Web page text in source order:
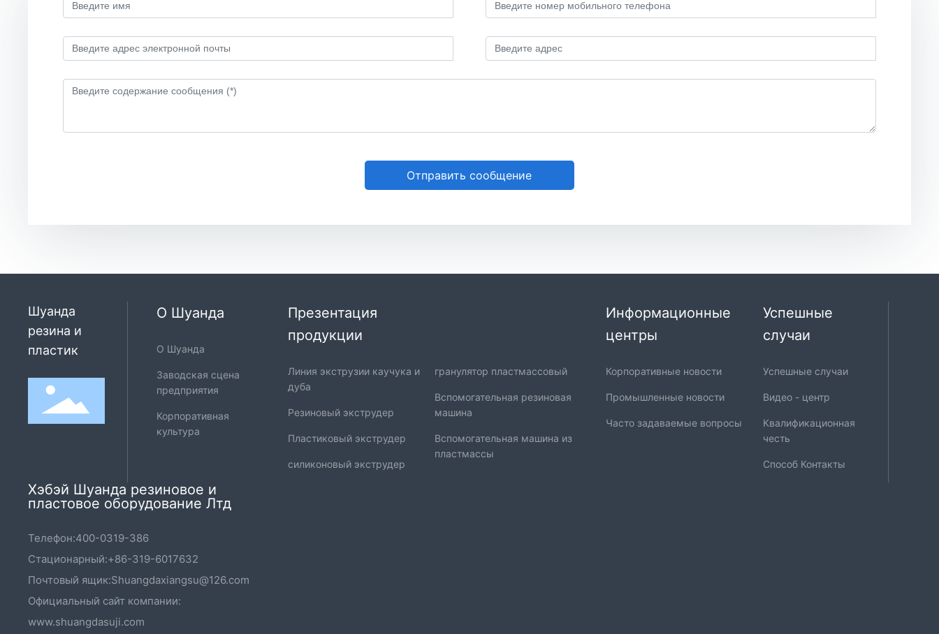
Отправить сообщение
Шуанда
резина и
пластик
О Шуанда
О Шуанда
Заводская сцена
предприятия
Корпоративная
культура
Презентация
продукции
Линия экструзии каучука и
дуба
Резиновый экструдер
Пластиковый экструдер
силиконовый экструдер
гранулятор пластмассовый
Вспомогательная резиновая
машина
Вспомогательная машина из
пластмассы
Информационные
центры
Корпоративные новости
Промышленные новости
Часто задаваемые вопросы
Успешные
случаи
Успешные случаи
Видео - центр
Квалификационная
честь
Способ Контакты
Хэбэй Шуанда резиновое и
пластовое оборудование Лтд
Телефон:400-0319-386
Стационарный:+86-319-6017632
Почтовый ящик:Shuangdaxiangsu@126.com
Официальный сайт компании:
www.shuangdasuji.com